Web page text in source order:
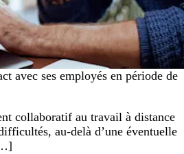
avec ses employés en période de
collaboratif au travail à distance
au-delà d’une éventuelle